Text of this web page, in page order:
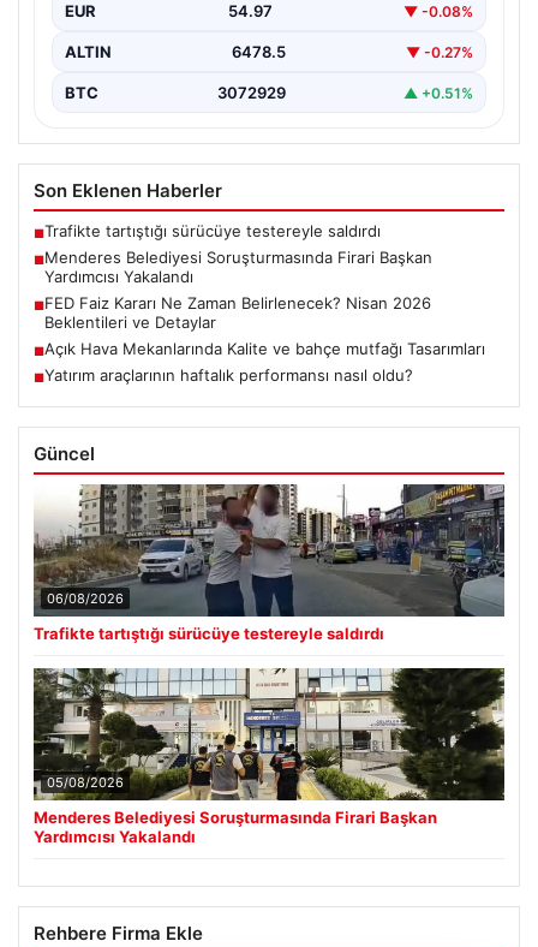
EUR 54.97 ▼ -0.08%
ALTIN 6478.5 ▼ -0.27%
BTC 3072929 ▲ +0.51%
Son Eklenen Haberler
■Trafikte tartıştığı sürücüye testereyle saldırdı
■Menderes Belediyesi Soruşturmasında Firari Başkan
Yardımcısı Yakalandı
■FED Faiz Kararı Ne Zaman Belirlenecek? Nisan 2026
Beklentileri ve Detaylar
■Açık Hava Mekanlarında Kalite ve bahçe mutfağı Tasarımları
■Yatırım araçlarının haftalık performansı nasıl oldu?
Güncel
06/08/2026
Trafikte tartıştığı sürücüye testereyle saldırdı
05/08/2026
Menderes Belediyesi Soruşturmasında Firari Başkan
Yardımcısı Yakalandı
Rehbere Firma Ekle